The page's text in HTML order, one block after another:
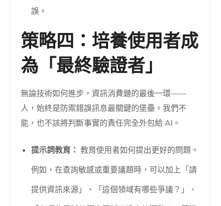
誤。
策略四：培養使用者成
為「最終驗證者」
無論技術如何進步，資訊消費鏈的最後一環——
人，始終是防禦錯誤訊息最關鍵的堡壘。我們不
能，也不該將判斷事實的責任完全外包給 AI。
提示詞教育： 教育使用者如何提出更好的問題。
例如，在查詢敏感或重要議題時，可以加上「請
提供資訊來源」、「這個領域有哪些爭議？」、